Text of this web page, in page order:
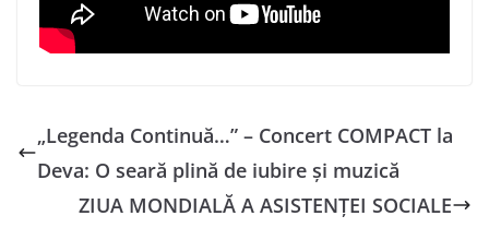
„Legenda Continuă…” – Concert COMPACT la
Deva: O seară plină de iubire și muzică
ZIUA MONDIALĂ A ASISTENȚEI SOCIALE